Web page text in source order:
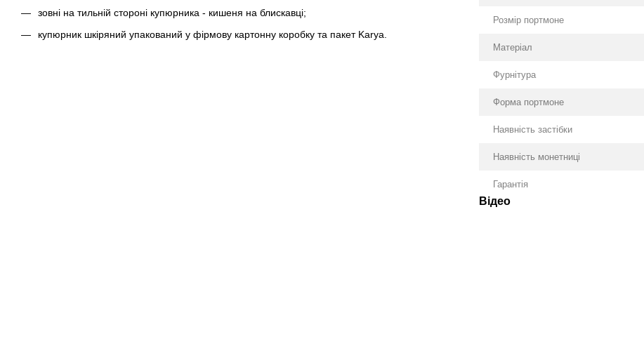
зовні на тильній стороні купюрника - кишеня на блискавці;
купюрник шкіряний упакований у фірмову картонну коробку та пакет Karya.
Розмір портмоне
Матеріал
Фурнітура
Форма портмоне
Наявність застібки
Наявність монетниці
Гарантія
Відео